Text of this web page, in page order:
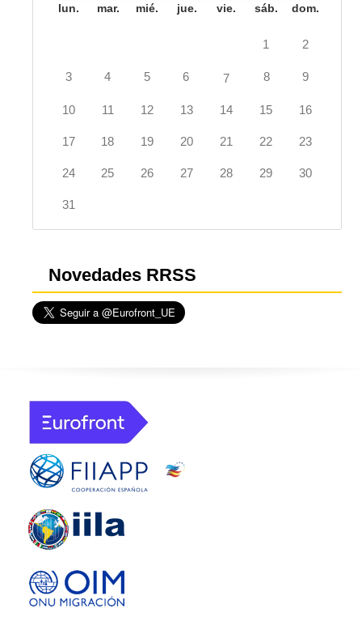
lun. mar. mié. jue. vie. sáb. dom.
1 2
3 4 5 6 7 8 9
10 11 12 13 14 15 16
17 18 19 20 21 22 23
24 25 26 27 28 29 30
31
Novedades RRSS